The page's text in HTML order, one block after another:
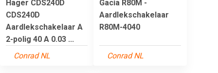
Hager CDS240D
CDS240D
Aardlekschakelaar A
2-polig 40 A 0.03 ...
Conrad NL
Gacia R80M -
Aardlekschakelaar
R80M-4040
Conrad NL